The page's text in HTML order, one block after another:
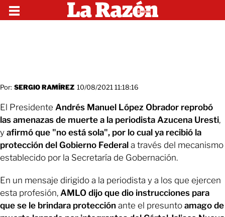
Por: SERGIO RAMÍREZ 10/08/2021 11:18:16
El Presidente Andrés Manuel López Obrador reprobó
las amenazas de muerte a la periodista Azucena Uresti,
y afirmó que "no está sola", por lo cual ya recibió la
protección del Gobierno Federal a través del mecanismo
establecido por la Secretaría de Gobernación.
En un mensaje dirigido a la periodista y a los que ejercen
esta profesión, AMLO dijo que dio instrucciones para
que se le brindara protección ante el presunto amago de